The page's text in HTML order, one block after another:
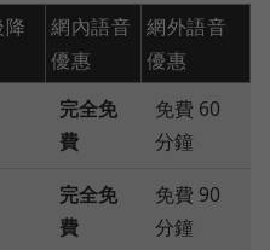
網內語音
優惠
網外語音
優惠
完全免
費
免費 60
分鐘
完全免
費
免費 90
分鐘